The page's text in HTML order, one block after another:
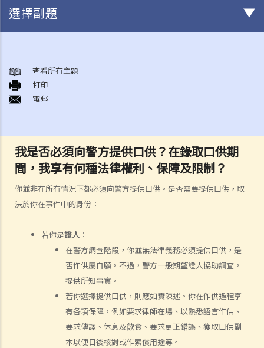
我是否必須向警方提供口供？在錄取口供期
間，我享有何種法律權利、保障及限制？
你並非在所有情況下都必須向警方提供口供。是否需要提供口供，取
決於你在事件中的身份：
若你是證人 ：
在警方調查階段，你並無法律義務必須提供口供，是
否作供屬自願。不過，警方一般期望證人協助調查，
提供所知事實。
若你選擇提供口供，則應如實陳述。你在作供過程享
有各項保障，例如要求律師在場、以熟悉語言作供、
要求傳譯、休息及飲食、要求更正錯誤、獲取口供副
本以便日後核對或作索償用途等。
選擇副題
A. 火葬
B. 骨灰安置所（靈灰安置所）
C. 土葬
E. 骨灰撒海
F. 遺體／骨殖／骨灰出入香港
人身傷亡
傷者本人
何謂「人身傷害」？
如何就人身傷害提出申索？
人身傷害訴訟所涉的法律程序
1. 申索信（原告人）及建設性的答覆（被告人）
4. 損害賠償陳述書
查看所有主題
打印
電郵